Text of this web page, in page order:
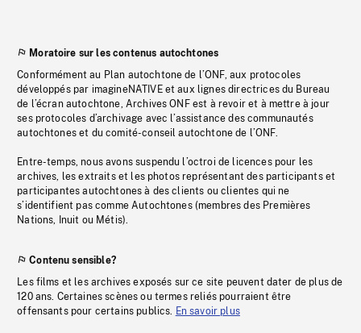
Moratoire sur les contenus autochtones
Conformément au Plan autochtone de l’ONF, aux protocoles
développés par imagineNATIVE et aux lignes directrices du Bureau
de l’écran autochtone, Archives ONF est à revoir et à mettre à jour
ses protocoles d’archivage avec l’assistance des communautés
autochtones et du comité-conseil autochtone de l’ONF.
Entre-temps, nous avons suspendu l’octroi de licences pour les
archives, les extraits et les photos représentant des participants et
participantes autochtones à des clients ou clientes qui ne
s’identifient pas comme Autochtones (membres des Premières
Nations, Inuit ou Métis).
Contenu sensible?
Les films et les archives exposés sur ce site peuvent dater de plus de
120 ans. Certaines scènes ou termes reliés pourraient être
offensants pour certains publics. En savoir plus